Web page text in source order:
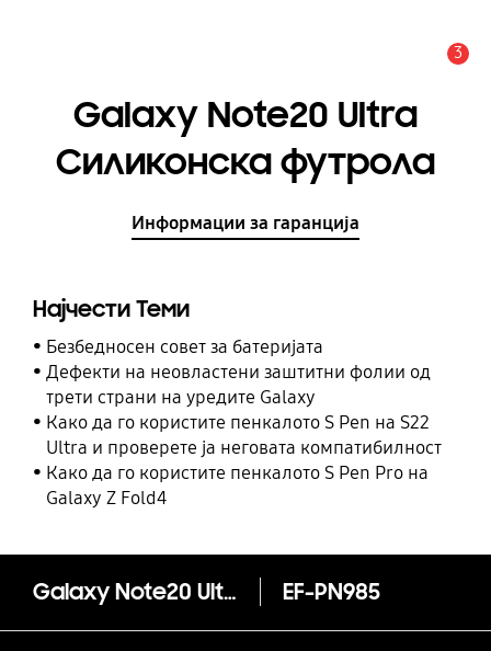
3
Galaxy Note20 Ultra
Силиконска футрола
Информации за гаранција
Најчести Теми
Безбедносен совет за батеријата
Дефекти на неовластени заштитни фолии од
трети страни на уредите Galaxy
Како да го користите пенкалото S Pen на S22
Ultra и проверете ја неговата компатибилност
Како да го користите пенкалото S Pen Pro на
Galaxy Z Fold4
Galaxy Note20 Ultra Силиконска футрола EF-PN985